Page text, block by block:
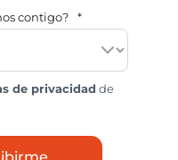
contigo? *
de privacidad de